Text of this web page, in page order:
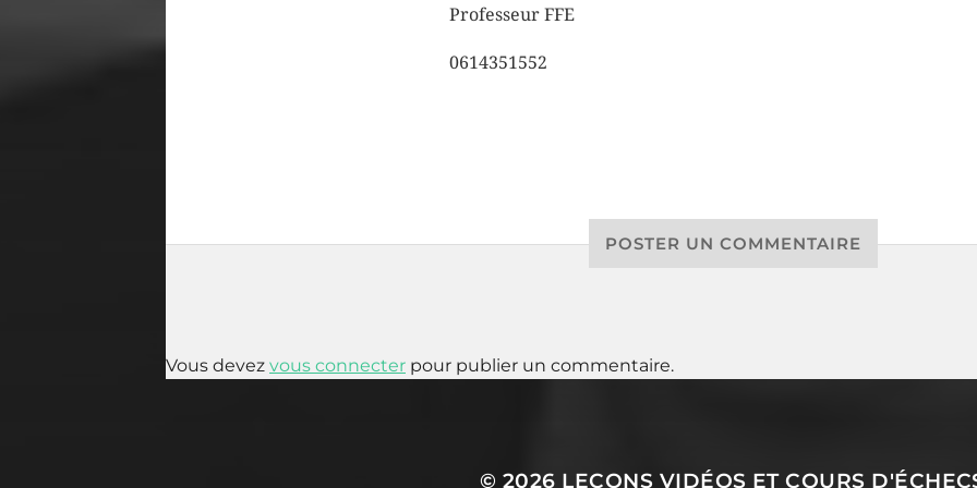
Professeur FFE
0614351552
POSTER UN COMMENTAIRE
Vous devez vous connecter pour publier un commentaire.
© 2026 LEÇONS VIDÉOS ET COURS